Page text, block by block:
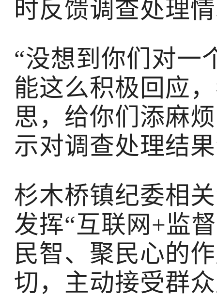
时反馈调查处理
“没想到你们对一
能这么积极回应
思，给你们添麻
示对调查处理结
杉木桥镇纪委相
发挥“互联网+监
民智、聚民心的
切，主动接受群